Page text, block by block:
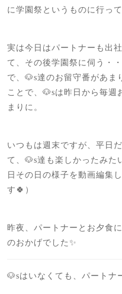
に学園祭というものに行っ
実は今日はパートナーも出
て、その後学園祭に伺う・
で、🐶s達のお留守番があま
ことで、🐶sは昨日から毎週
まりに。
いつもは週末ですが、平日
て、🐶s達も楽しかったみ
日その日の様子を動画編集
す🍀）
昨夜、パートナーとお夕食
のおかげでした✨
🐶sはいなくても、パートナ